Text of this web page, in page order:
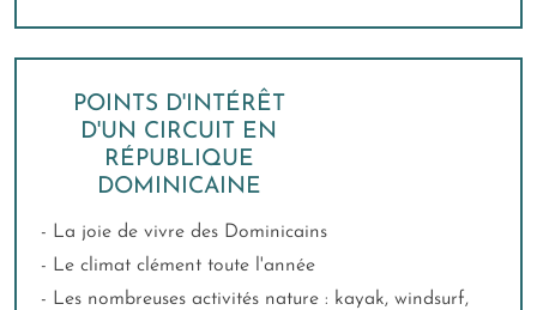
POINTS D'INTÉRÊT
D'UN CIRCUIT EN
RÉPUBLIQUE
DOMINICAINE
- La joie de vivre des Dominicains
- Le climat clément toute l'année
- Les nombreuses activités nature : kayak, windsurf,